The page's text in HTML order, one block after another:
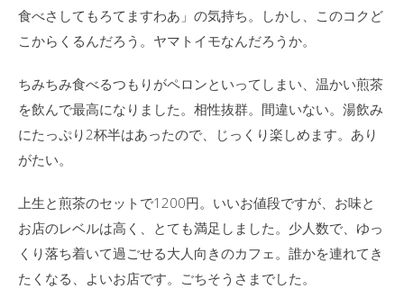
食べさしてもろてますわあ」の気持ち。しかし、このコクど
こからくるんだろう。ヤマトイモなんだろうか。
ちみちみ食べるつもりがペロンといってしまい、温かい煎茶
を飲んで最高になりました。相性抜群。間違いない。湯飲み
にたっぷり2杯半はあったので、じっくり楽しめます。あり
がたい。
上生と煎茶のセットで1200円。いいお値段ですが、お味と
お店のレベルは高く、とても満足しました。少人数で、ゆっ
くり落ち着いて過ごせる大人向きのカフェ。誰かを連れてき
たくなる、よいお店です。ごちそうさまでした。